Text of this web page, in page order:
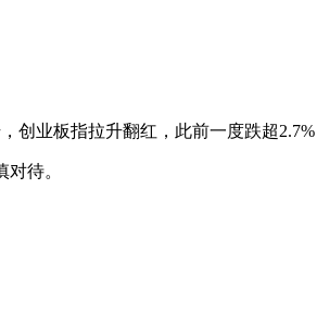
创业板指拉升翻红，此前一度跌超
待。